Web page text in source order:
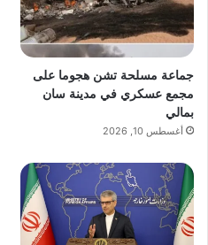
جماعة مسلحة تشن هجوما على
مجمع عسكري في مدينة سان
بمالي
أغسطس 10, 2026